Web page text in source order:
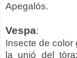
Apegalós.
Vespa:
Insecte de color
la unió del